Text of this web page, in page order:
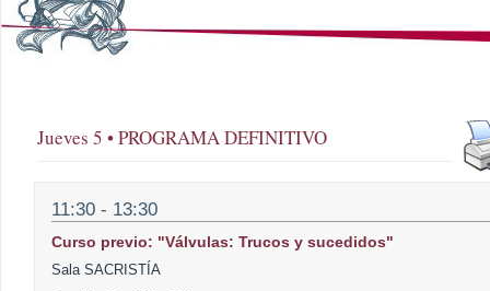
Jueves 5 • PROGRAMA DEFINITIVO
11:30 - 13:30
Curso previo: "Válvulas: Trucos y sucedidos"
Sala SACRISTÍA